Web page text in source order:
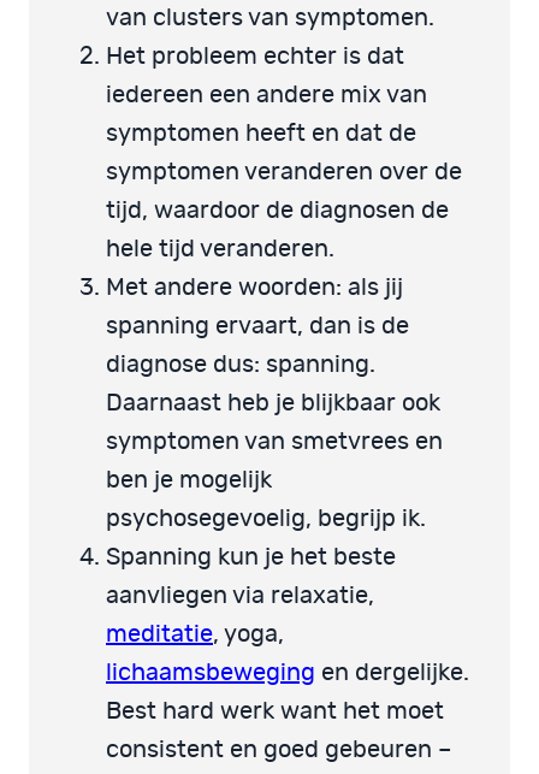
van clusters van symptomen.
Het probleem echter is dat
iedereen een andere mix van
symptomen heeft en dat de
symptomen veranderen over de
tijd, waardoor de diagnosen de
hele tijd veranderen.
Met andere woorden: als jij
spanning ervaart, dan is de
diagnose dus: spanning.
Daarnaast heb je blijkbaar ook
symptomen van smetvrees en
ben je mogelijk
psychosegevoelig, begrijp ik.
Spanning kun je het beste
aanvliegen via relaxatie,
meditatie, yoga,
lichaamsbeweging en dergelijke.
Best hard werk want het moet
consistent en goed gebeuren –